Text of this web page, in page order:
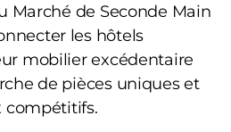
Marché de Seconde Main
les hôtels
mobilier excédentaire
de pièces uniques et
compétitifs.